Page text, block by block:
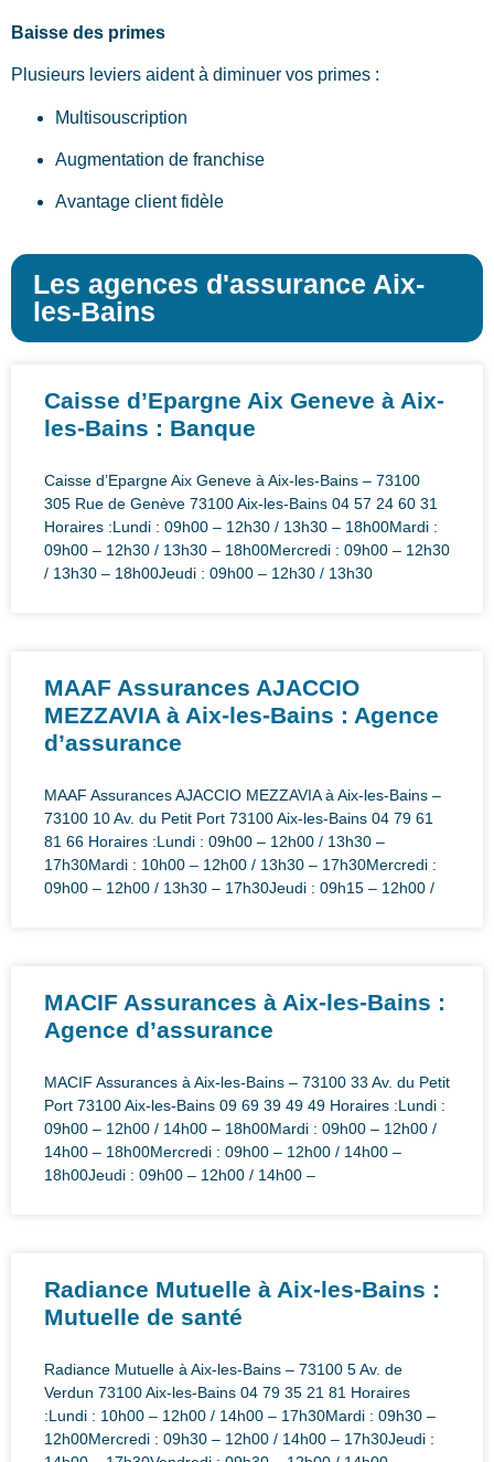
Baisse des primes
Plusieurs leviers aident à diminuer vos primes :
Multisouscription
Augmentation de franchise
Avantage client fidèle
Les agences d'assurance Aix-
les-Bains
Caisse d’Epargne Aix Geneve à Aix-
les-Bains : Banque
Caisse d’Epargne Aix Geneve à Aix-les-Bains – 73100
305 Rue de Genève 73100 Aix-les-Bains 04 57 24 60 31
Horaires :Lundi : 09h00 – 12h30 / 13h30 – 18h00Mardi :
09h00 – 12h30 / 13h30 – 18h00Mercredi : 09h00 – 12h30
/ 13h30 – 18h00Jeudi : 09h00 – 12h30 / 13h30
MAAF Assurances AJACCIO
MEZZAVIA à Aix-les-Bains : Agence
d’assurance
MAAF Assurances AJACCIO MEZZAVIA à Aix-les-Bains –
73100 10 Av. du Petit Port 73100 Aix-les-Bains 04 79 61
81 66 Horaires :Lundi : 09h00 – 12h00 / 13h30 –
17h30Mardi : 10h00 – 12h00 / 13h30 – 17h30Mercredi :
09h00 – 12h00 / 13h30 – 17h30Jeudi : 09h15 – 12h00 /
MACIF Assurances à Aix-les-Bains :
Agence d’assurance
MACIF Assurances à Aix-les-Bains – 73100 33 Av. du Petit
Port 73100 Aix-les-Bains 09 69 39 49 49 Horaires :Lundi :
09h00 – 12h00 / 14h00 – 18h00Mardi : 09h00 – 12h00 /
14h00 – 18h00Mercredi : 09h00 – 12h00 / 14h00 –
18h00Jeudi : 09h00 – 12h00 / 14h00 –
Radiance Mutuelle à Aix-les-Bains :
Mutuelle de santé
Radiance Mutuelle à Aix-les-Bains – 73100 5 Av. de
Verdun 73100 Aix-les-Bains 04 79 35 21 81 Horaires
:Lundi : 10h00 – 12h00 / 14h00 – 17h30Mardi : 09h30 –
12h00Mercredi : 09h30 – 12h00 / 14h00 – 17h30Jeudi :